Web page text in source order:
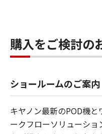
購入をご検討の
ショールームのご案内
キヤノン最新のPOD機と
ークフローソリューショ